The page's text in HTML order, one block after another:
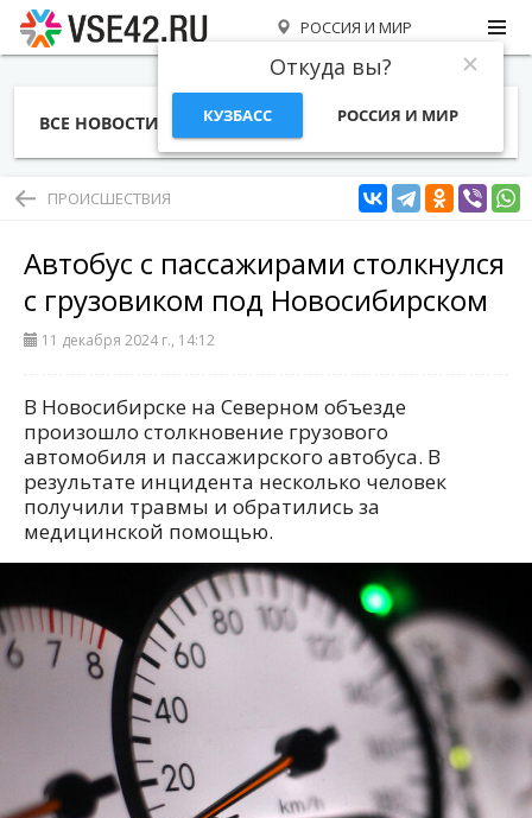
РОССИЯ И МИР
Откуда вы?
КУЗБАСС РОССИЯ И МИР
ВСЕ НОВОСТИ СТАТЬИ ТЕМЫ ФОТО
ПРОИСШЕСТВИЯ
Автобус с пассажирами столкнулся
с грузовиком под Новосибирском
11 декабря 2024 г., 14:12
В Новосибирске на Северном объезде
произошло столкновение грузового
автомобиля и пассажирского автобуса. В
результате инцидента несколько человек
получили травмы и обратились за
медицинской помощью.